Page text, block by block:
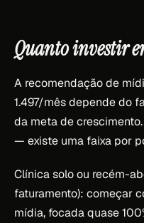
Quanto investir
A recomendação de
1.497/mês depende do
da meta de
— existe uma faixa por
Clínica solo ou recém-
faturamento): começar
mídia, focada quase